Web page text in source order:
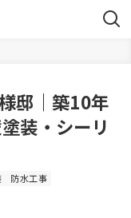
邸｜築10年
装・シーリ
防水工事